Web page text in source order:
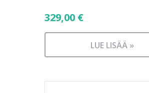
329,00 €
LUE LISÄÄ »